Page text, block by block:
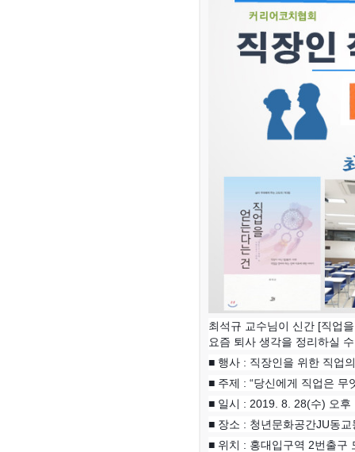
최석규 교수님이 신간 [직업
요즘 퇴사 생각을 정리하실
■ 행사 : 직장인을 위한 직업
■ 주제 : “당신에게 직업은 무
■ 일시 : 2019. 8. 28(수) 오후
■ 장소 : 청년문화공간JU동
■ 위치 : 홍대입구역 2번출구